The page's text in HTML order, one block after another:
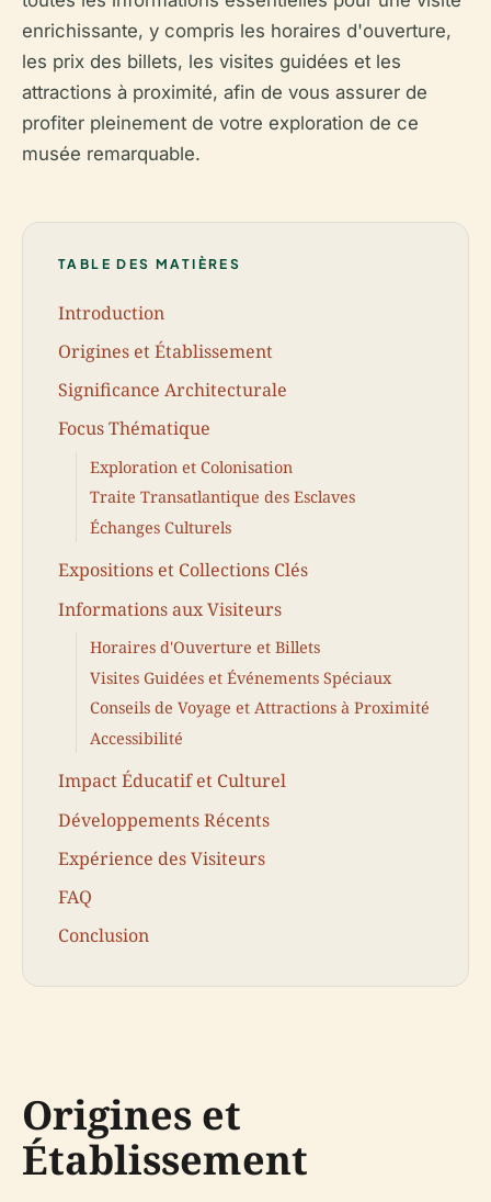
enrichissante, y compris les horaires d'ouverture,
les prix des billets, les visites guidées et les
attractions à proximité, afin de vous assurer de
profiter pleinement de votre exploration de ce
musée remarquable.
TABLE DES MATIÈRES
Introduction
Origines et Établissement
Significance Architecturale
Focus Thématique
Exploration et Colonisation
Traite Transatlantique des Esclaves
Échanges Culturels
Expositions et Collections Clés
Informations aux Visiteurs
Horaires d'Ouverture et Billets
Visites Guidées et Événements Spéciaux
Conseils de Voyage et Attractions à Proximité
Accessibilité
Impact Éducatif et Culturel
Développements Récents
Expérience des Visiteurs
FAQ
Conclusion
Origines et
Établissement